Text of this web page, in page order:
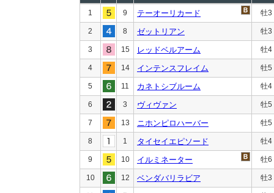
1 9 テーオーリカード 牡3
2 8 ゼットリアン 牡3
3 15 レッドベルアーム 牡4
4 14 インテンスフレイム 牡5
5 11 カネトシブルーム 牡4
6 3 ヴィヴァン 牡5
7 13 ニホンピロハーバー 牡5
8 1 タイセイエピソード 牡4
9 10 イルミネーター 牡6
10 12 ベンダバリラビア 牡3